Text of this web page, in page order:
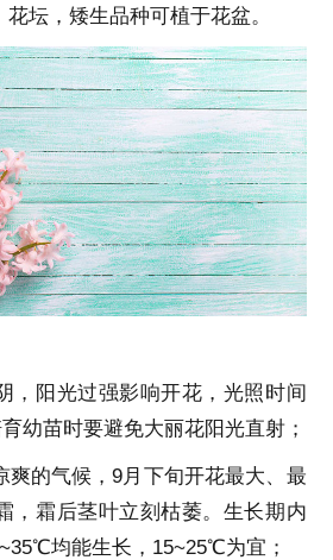
坛，矮生品种可植于花盆。
，阳光过强影响开花，光照时间
幼苗时要避免大丽花阳光直射；
爽的气候，9月下旬开花最大、最
，霜后茎叶立刻枯萎。生长期内
均能生长，15~25℃为宜；